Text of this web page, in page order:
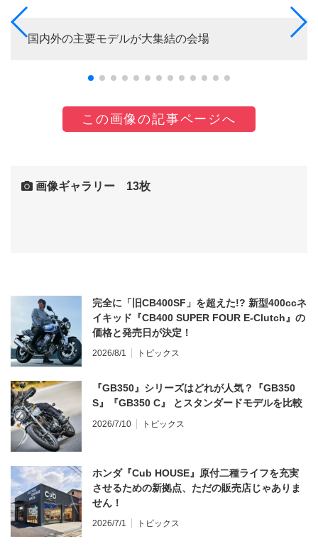
国内外の主要モデルが大集結の会場
この画像の記事ページへ
画像ギャラリー 13枚
完全に「旧CB400SF」を超えた!? 新型400ccネ
イキッド『CB400 SUPER FOUR E-Clutch』の
価格と発売日が決定！
2026/8/1 トピックス
『GB350』シリーズはどれが人気？『GB350
S』『GB350 C』 とスタンダードモデルを比較
2026/7/10 トピックス
ホンダ『Cub HOUSE』原付二種ライフを充実
させるための新拠点、ただの販売店じゃありま
せん！
2026/7/1 トピックス